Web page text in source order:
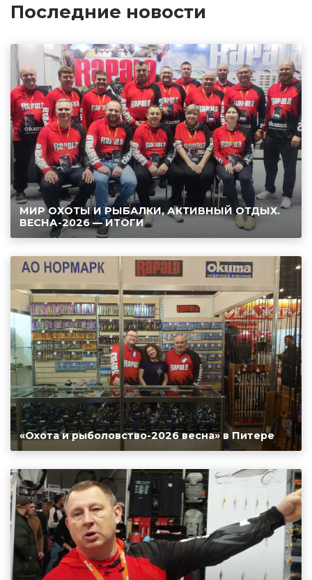
Последние новости
МИР ОХОТЫ И РЫБАЛКИ, АКТИВНЫЙ ОТДЫХ.
ВЕСНА-2026 — ИТОГИ
«Охота и рыболовство-2026 весна» в Питере